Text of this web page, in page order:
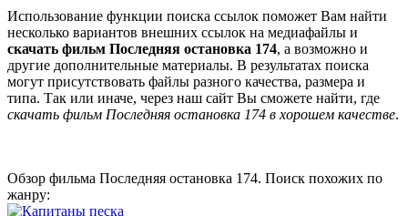
Использование функции поиска ссылок поможет Вам найти
несколько вариантов внешних ссылок на медиафайлы и
скачать фильм Последняя остановка 174, а возможно и
другие дополнительные материалы. В результатах поиска
могут присутствовать файлы разного качества, размера и
типа. Так или иначе, через наш сайт Вы сможете найти, где
скачать фильм Последняя остановка 174 в хорошем качестве.
Обзор фильма Последняя остановка 174. Поиск похожих по
жанру: